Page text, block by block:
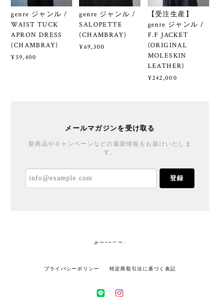
genre ジャンル /
WAIST TUCK
APRON DRESS
(CHAMBRAY)
¥59,400
genre ジャンル /
SALOPETTE
(CHAMBRAY)
¥69,300
【受注生産】
genre ジャンル /
F.F JACKET
(ORIGINAL
MOLESKIN
LEATHER)
¥242,000
メールマガジンを受け取る
新商品やキャンペーンなどの最新情報をお届けいたしま
す。
登録
プライバシーポリシー 特定商取引法に基づく表記